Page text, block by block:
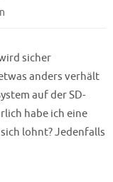
sicher
anders verhält
auf der SD-
habe ich eine
lohnt? Jedenfalls